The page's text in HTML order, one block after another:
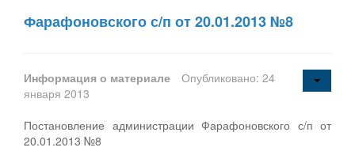
Фарафоновского с/п от 20.01.2013 №8
Информация о материале
Опубликовано: 24
января 2013
Постановление администрации Фарафоновского с/п от
20.01.2013 №8